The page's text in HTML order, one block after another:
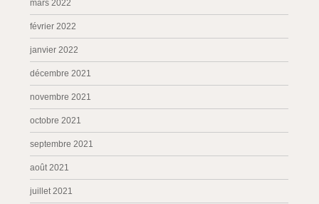
mars 2022
février 2022
janvier 2022
décembre 2021
novembre 2021
octobre 2021
septembre 2021
août 2021
juillet 2021